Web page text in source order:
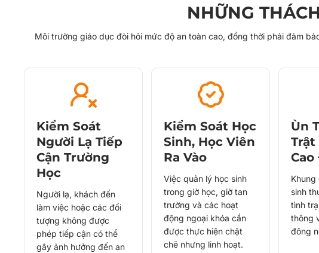
NHỮNG
Môi trường giáo dục đòi hỏi mức độ an toàn cao, đồng thời phải đảm
Kiểm Soát
Người Lạ Tiếp
Cận Trường
Học
Người lạ, khách đến
làm việc hoặc các đối
tượng không được
phép tiếp cận có thể
gây ảnh hưởng đến an
Kiểm Soát Học
Sinh, Học Viên
Ra Vào
Việc quản lý học sinh
trong giờ học, giờ tan
trường và các hoạt
động ngoại khóa cần
được thực hiện chặt
chẽ nhưng linh hoạt.
Ùn
Trật
Khung
sinh
tình
thông
đông